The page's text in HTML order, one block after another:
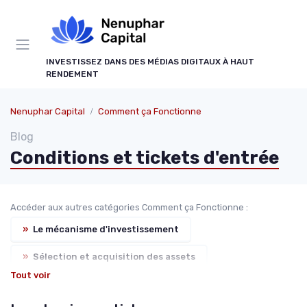
INVESTISSEZ DANS DES MÉDIAS DIGITAUX À HAUT
RENDEMENT
Nenuphar Capital Comment ça Fonctionne
Blog
Conditions et tickets d'entrée
Accéder aux autres catégories Comment ça Fonctionne :
» Le mécanisme d'investissement
» Sélection et acquisition des assets
Tout voir